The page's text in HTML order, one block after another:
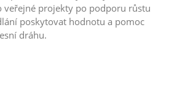
veřejné projekty po podporu růstu
poskytovat hodnotu a pomoc
dráhu.